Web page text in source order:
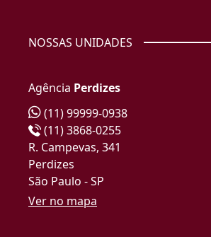
NOSSAS UNIDADES
Agência Perdizes
(11) 99999-0938
(11) 3868-0255
R. Campevas, 341
Perdizes
São Paulo - SP
Ver no mapa